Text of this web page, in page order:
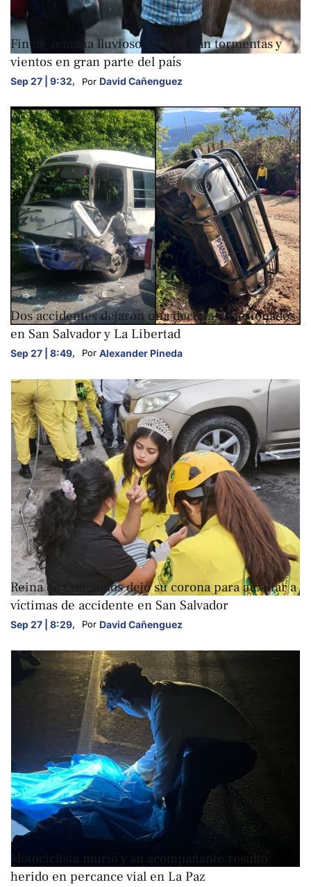
NACIONALES
Fin de semana lluvioso: se esperan tormentas y
vientos en gran parte del país
Sep 27 | 9:32, Por David Cañenguez
NACIONALES
Dos accidentes dejaron una decena de lesionados
en San Salvador y La Libertad
Sep 27 | 8:49, Por Alexander Pineda
NACIONALES
Reina de Comandos dejó su corona para auxiliar a
víctimas de accidente en San Salvador
Sep 27 | 8:29, Por David Cañenguez
NACIONALES
Motociclista murió y su acompañante resultó
herido en percance vial en La Paz